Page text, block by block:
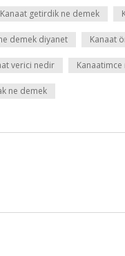
Kanaat getirdik ne demek
demek diyanet Kanaat
verici nedir
ne demek